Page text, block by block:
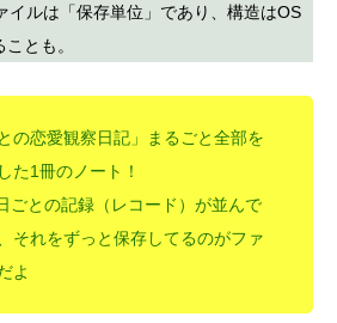
イルは「保存単位」であり、構造はOS
とも。
との恋愛観察日記」まるごと全部を
た1冊のノート！
ごとの記録（レコード）が並んで
それをずっと保存してるのがファ
よ